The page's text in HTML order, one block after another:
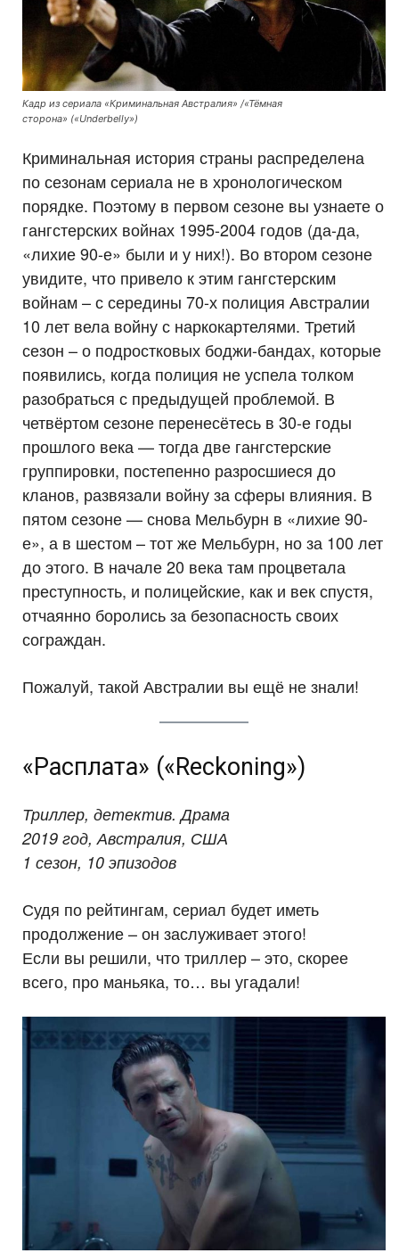
Кадр из сериала «Криминальная Австралия» /«Тёмная
сторона» («Underbelly»)
Криминальная история страны распределена
по сезонам сериала не в хронологическом
порядке. Поэтому в первом сезоне вы узнаете о
гангстерских войнах 1995-2004 годов (да-да,
«лихие 90-е» были и у них!). Во втором сезоне
увидите, что привело к этим гангстерским
войнам – с середины 70-х полиция Австралии
10 лет вела войну с наркокартелями. Третий
сезон – о подростковых боджи-бандах, которые
появились, когда полиция не успела толком
разобраться с предыдущей проблемой. В
четвёртом сезоне перенесётесь в 30-е годы
прошлого века — тогда две гангстерские
группировки, постепенно разросшиеся до
кланов, развязали войну за сферы влияния. В
пятом сезоне — снова Мельбурн в «лихие 90-
е», а в шестом – тот же Мельбурн, но за 100 лет
до этого. В начале 20 века там процветала
преступность, и полицейские, как и век спустя,
отчаянно боролись за безопасность своих
сограждан.
Пожалуй, такой Австралии вы ещё не знали!
«Расплата» («Reckoning»)
Триллер, детектив. Драма
2019 год, Австралия, США
1 сезон, 10 эпизодов
Судя по рейтингам, сериал будет иметь
продолжение – он заслуживает этого!
Если вы решили, что триллер – это, скорее
всего, про маньяка, то… вы угадали!